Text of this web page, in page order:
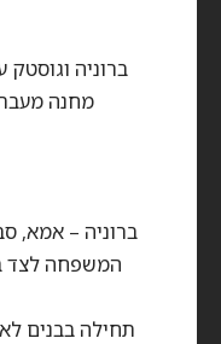
ברוניה
מחנה
ברוניה – אמא,
המשפחה לצד
תחילה בבנים